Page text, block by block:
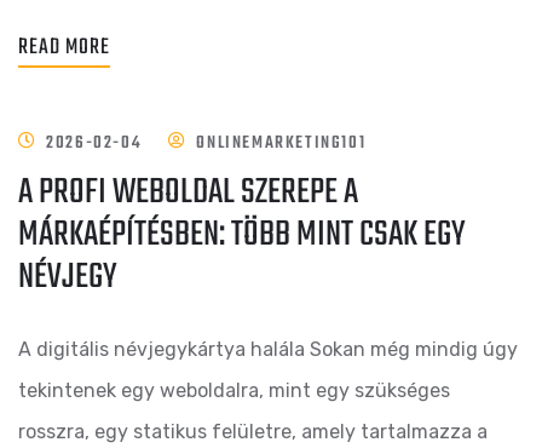
READ MORE
2026-02-04 ONLINEMARKETING101
A PROFI WEBOLDAL SZEREPE A
MÁRKAÉPÍTÉSBEN: TÖBB MINT CSAK EGY
NÉVJEGY
A digitális névjegykártya halála Sokan még mindig úgy
tekintenek egy weboldalra, mint egy szükséges
rosszra, egy statikus felületre, amely tartalmazza a